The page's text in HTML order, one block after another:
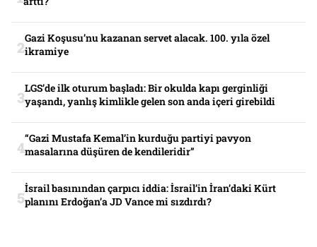
Gazi Koşusu’nu kazanan servet alacak. 100. yıla özel
ikramiye
LGS’de ilk oturum başladı: Bir okulda kapı gerginliği
yaşandı, yanlış kimlikle gelen son anda içeri girebildi
“Gazi Mustafa Kemal’in kurduğu partiyi pavyon
masalarına düşüren de kendileridir”
İsrail basınından çarpıcı iddia: İsrail’in İran’daki Kürt
planını Erdoğan’a JD Vance mi sızdırdı?